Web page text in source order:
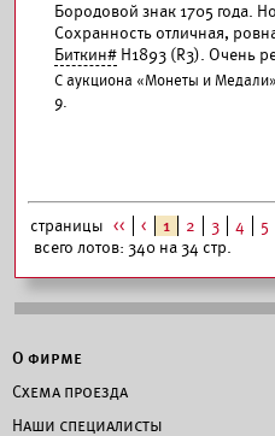
Бородовой знак 1705 года.
Сохранность отличная,
Биткин# Н1893 (R3). Очень
С аукциона «Монеты и
9.
страницы << < 1 2 3 4 5
всего лотов: 340 на 34 стр.
О фирме
Схема проезда
Наши специалисты